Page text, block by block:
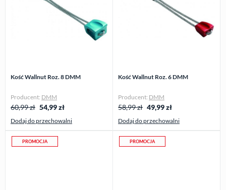
Kość Wallnut Roz. 8 DMM
Producent: DMM
60,99 zł 54,99zł
Dodaj do przechowalni
Kość Wallnut Roz. 6 DMM
Producent: DMM
58,99 zł 49,99zł
Dodaj do przechowalni
PROMOCJA PROMOCJA